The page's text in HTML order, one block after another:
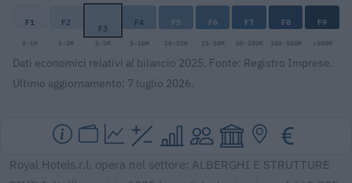
F1 F2 F3 F4 F5 F6 F7 F8 F9
0-1M 1-2M 2-5M 5-10M 10-25M 25-50M 50-100M 100-500M >500M
Dati economici relativi al bilancio 2025. Fonte: Registro Imprese.
Ultimo aggiornamento: 7 luglio 2026.
Royal Hotels.r.l. opera nel settore: ALBERGHI E STRUTTURE